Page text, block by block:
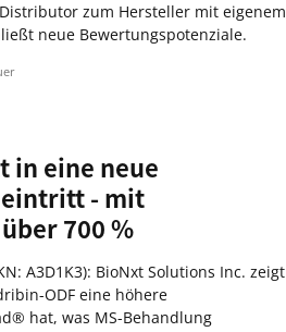
zum Hersteller mit eigenem
neue Bewertungspotenziale.
in eine neue
eintritt - mit
700 %
A3D1K3): BioNxt Solutions Inc. zeigt
ODF eine höhere
hat, was MS-Behandlung